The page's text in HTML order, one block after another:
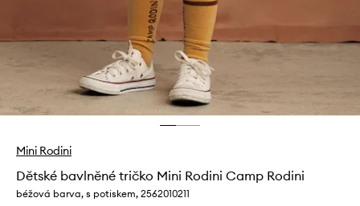
Mini Rodini
Dětské bavlněné tričko Mini Rodini Camp Rodini
béžová barva, s potiskem, 2562010211